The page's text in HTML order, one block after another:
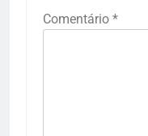
Comentário *